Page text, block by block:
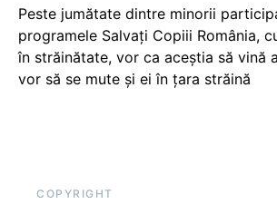
Peste jumătate dintre minorii
programele Salvați Copiii România,
în străinătate, vor ca aceștia să vină
vor să se mute și ei în țara străină
COPYRIGHT